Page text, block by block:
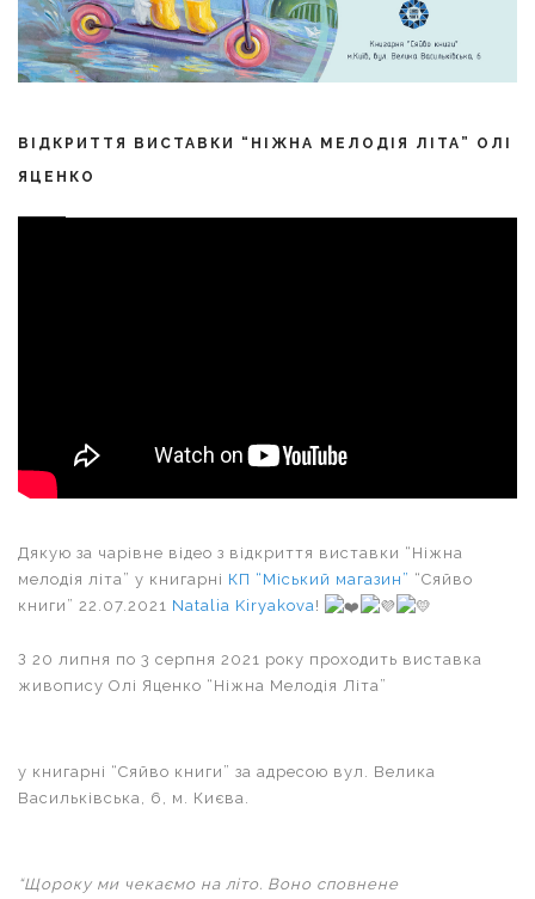
ВІДКРИТТЯ ВИСТАВКИ “НІЖНА МЕЛОДІЯ ЛІТА” ОЛІ
ЯЦЕНКО
Дякую за чарівне відео з відкриття виставки “Ніжна
мелодія літа” у книгарні КП “Міський магазин” “Сяйво
книги” 22.07.2021 Natalia Kiryakova !
З 20 липня по 3 серпня 2021 року проходить виставка
живопису Олі Яценко “Ніжна Мелодія Літа”
у книгарні “Сяйво книги” за адресою вул. Велика
Васильківська, 6, м. Києва.
“Щороку ми чекаємо на літо. Воно сповнене